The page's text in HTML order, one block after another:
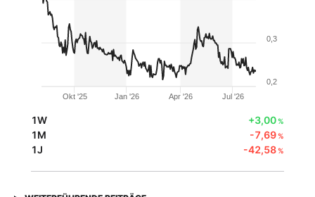
Okt '25 Jan '26 Apr '26 Jul '26
0,2
0,3
1W +3,00%
1M -7,69%
1J -42,58%